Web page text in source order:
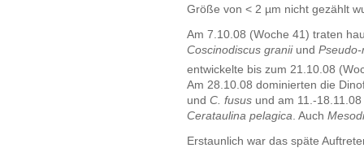
Größe von < 2 µm nicht gezählt
Am 7.10.08 (Woche 41) traten
Coscinodiscus graniiund
entwickelte bis zum 21.10.08
Am 28.10.08 dominierten die
und C. fusus und am 11.-
Cerataulina pelagica . Auch
Erstaunlich war das späte